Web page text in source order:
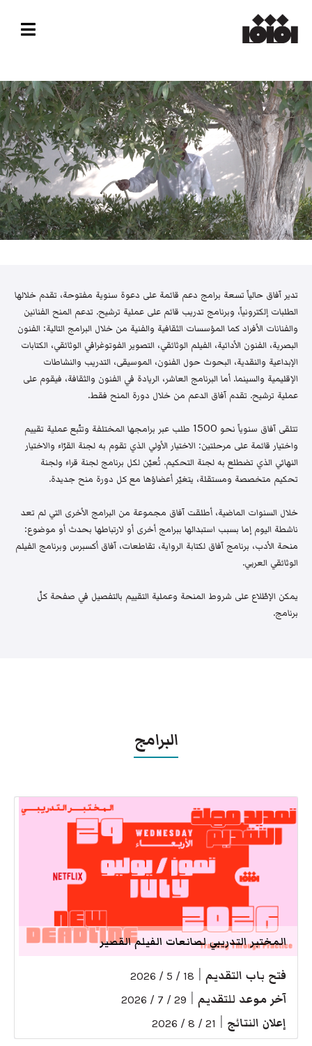
تدير آفاق حالياً تسعة برامج دعم قائمة على دعوة سنوية مفتوحة، تقدم خلالها
الطلبات إلكترونياً، وبرنامج تدريب قائم على عملية ترشيح. تدعم المنح الفنانين
والفنانات الأفراد كما المؤسسات الثقافية والفنية من خلال البرامج التالية: الفنون
البصرية، الفنون الأدائية، الفيلم الوثائقي، التصوير الفوتوغرافي الوثائقي، الكتابات
الإبداعية والنقدية، البحوث حول الفنون، الموسيقى، التدريب والنشاطات
الإقليمية والسينما. أما البرنامج العاشر، الريادة في الفنون والثقافة، فيقوم على
عملية ترشيح. تقدم آفاق الدعم من خلال دورة المنح فقط.
تتلقى آفاق سنوياً نحو 1500 طلب عبر برامجها المختلفة وتتّبع عملية تقييم
واختيار قائمة على مرحلتين: الاختيار الأولي الذي تقوم به لجنة القرّاء والاختيار
النهائي الذي تضطلع به لجنة التحكيم. تُعيّن لكل برنامج لجنة قراء ولجنة
تحكيم متخصصة ومستقلة، يتغيّر أعضاؤها مع كل دورة منح جديدة.
خلال السنوات الماضية، أطلقت آفاق مجموعة من البرامج الأخرى التي لم تعد
ناشطة اليوم إما بسبب استبدالها ببرامج أخرى أو لارتباطها بحدث أو موضوع:
منحة الأدب، برنامج آفاق لكتابة الرواية، تقاطعات، آفاق أكسبرس وبرنامج الفيلم
الوثائقي العربي.
يمكن الإطّلاع على شروط المنحة وعملية التقييم بالتفصيل في صفحة كلّ
برنامج.
البرامج
المختبر التدريبي لصانعات الفيلم القصير
فتح باب التقديم 18 / 5 / 2026
آخر موعد للتقديم 29 / 7 / 2026
إعلان النتائج 21 / 8 / 2026